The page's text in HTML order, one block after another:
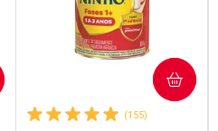
(155)
COMPRAR